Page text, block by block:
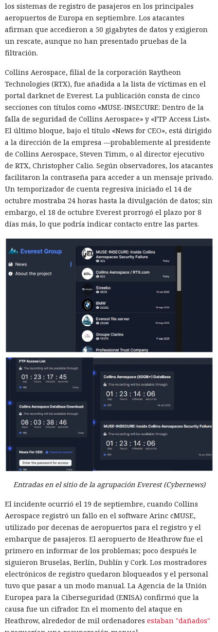
los sistemas de registro de pasajeros en los principales
aeropuertos de Europa en septiembre. Los atacantes
afirman que accedieron a 50 gigabytes de datos y exigieron
un rescate, aunque no han presentado pruebas de la
filtración.
Collins Aerospace, filial de la corporación Raytheon
Technologies (RTX), fue añadida a la lista de víctimas en el
portal darknet de Everest. La publicación consta de cinco
secciones con títulos como «MUSE-INSECURE: Dentro de la
falla de seguridad de Collins Aerospace» y «FTP Access List».
El último bloque, bajo el título «News for CEO», está dirigido
a la dirección de la empresa —probablemente al presidente
de Collins Aerospace, Steven Timm, o al director ejecutivo
de RTX, Christopher Calio. Según observadores, los atacantes
facilitaron la contraseña para acceder a un mensaje privado.
Un temporizador de cuenta regresiva iniciado el 14 de
octubre mostraba 24 horas hasta la divulgación de datos; sin
embargo, el 18 de octubre Everest prorrogó el plazo por 8
días más, lo que podría indicar contacto entre las partes.
Entradas en el sitio de la agrupación Everest (Cybernews)
El incidente ocurrió el 19 de septiembre, cuando Collins
Aerospace registró un fallo en el software Arinc cMUSE,
utilizado por decenas de aeropuertos para el registro y el
embarque de pasajeros. El aeropuerto de Heathrow fue el
primero en informar de los problemas; poco después le
siguieron Bruselas, Berlín, Dublín y Cork. Los mostradores
electrónicos de registro quedaron bloqueados y el personal
tuvo que pasar a un modo manual. La Agencia de la Unión
Europea para la Ciberseguridad (ENISA) confirmó que la
causa fue un cifrador. En el momento del ataque en
Heathrow, alrededor de mil ordenadores estaban "dañados"